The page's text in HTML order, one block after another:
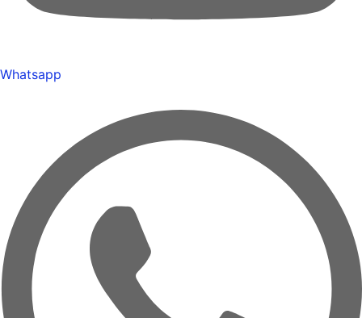
Whatsapp